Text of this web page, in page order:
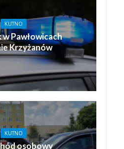
KUTNO
Pawłowicach
Krzyżanów
KUTNO
osobowy